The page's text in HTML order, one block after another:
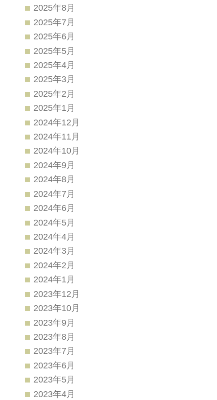
2025年8月
2025年7月
2025年6月
2025年5月
2025年4月
2025年3月
2025年2月
2025年1月
2024年12月
2024年11月
2024年10月
2024年9月
2024年8月
2024年7月
2024年6月
2024年5月
2024年4月
2024年3月
2024年2月
2024年1月
2023年12月
2023年10月
2023年9月
2023年8月
2023年7月
2023年6月
2023年5月
2023年4月